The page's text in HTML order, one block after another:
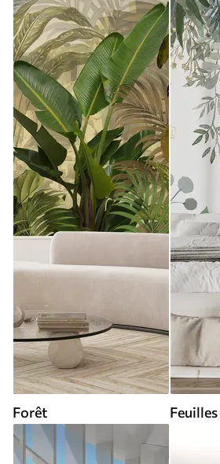
Forêt Feuilles